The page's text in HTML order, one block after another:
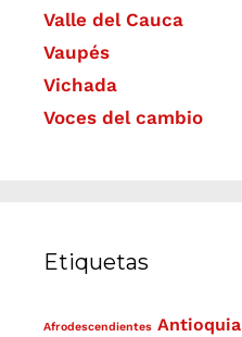
Valle del Cauca
Vaupés
Vichada
Voces del cambio
Etiquetas
Afrodescendientes Antioquia